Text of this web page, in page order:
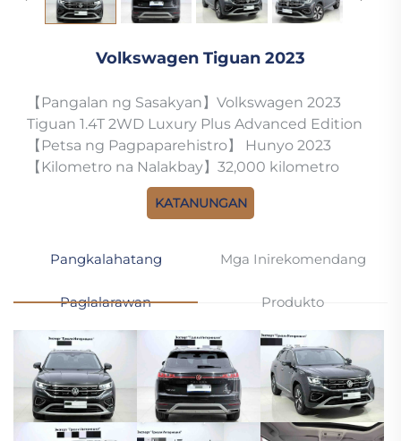
Volkswagen Tiguan 2023
【Pangalan ng Sasakyan】Volkswagen 2023
Tiguan 1.4T 2WD Luxury Plus Advanced Edition
【Petsa ng Pagpaparehistro】 Hunyo 2023
【Kilometro na Nalakbay】32,000 kilometro
KATANUNGAN
Pangkalahatang
Paglalarawan
Mga Inirekomendang
Produkto